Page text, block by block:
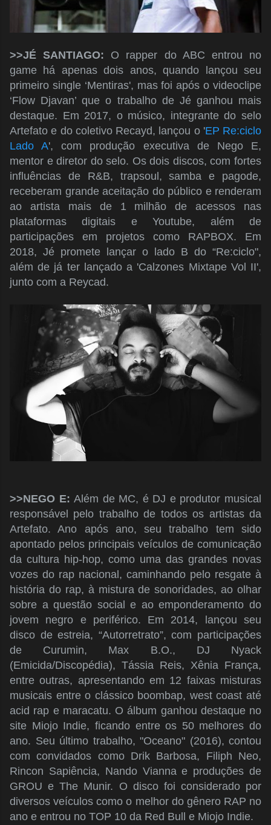
>>JÉ SANTIAGO: O rapper do ABC entrou no
game há apenas dois anos, quando lançou seu
primeiro single ‘Mentiras', mas foi após o videoclipe
‘Flow Djavan’ que o trabalho de Jé ganhou mais
destaque. Em 2017, o músico, integrante do selo
Artefato e do coletivo Recayd, lançou o 'EP Re:ciclo
Lado A', com produção executiva de Nego E,
mentor e diretor do selo. Os dois discos, com fortes
influências de R&B, trapsoul, samba e pagode,
receberam grande aceitação do público e renderam
ao artista mais de 1 milhão de acessos nas
plataformas digitais e Youtube, além de
participações em projetos como RAPBOX. Em
2018, Jé promete lançar o lado B do “Re:ciclo",
além de já ter lançado a 'Calzones Mixtape Vol II',
junto com a Reycad.
>>NEGO E:Além de MC, é DJ e produtor musical
responsável pelo trabalho de todos os artistas da
Artefato. Ano após ano, seu trabalho tem sido
apontado pelos principais veículos de comunicação
da cultura hip-hop, como uma das grandes novas
vozes do rap nacional, caminhando pelo resgate à
história do rap, à mistura de sonoridades, ao olhar
sobre a questão social e ao emponderamento do
jovem negro e periférico. Em 2014, lançou seu
disco de estreia, “Autorretrato”, com participações
de Curumin, Max B.O., DJ Nyack
(Emicida/Discopédia), Tássia Reis, Xênia França,
entre outras, apresentando em 12 faixas misturas
musicais entre o clássico boombap, west coast até
acid rap e maracatu. O álbum ganhou destaque no
site Miojo Indie, ficando entre os 50 melhores do
ano. Seu último trabalho, "Oceano" (2016), contou
com convidados como Drik Barbosa, Filiph Neo,
Rincon Sapiência, Nando Vianna e produções de
GROU e The Munir. O disco foi considerado por
diversos veículos como o melhor do gênero RAP no
ano e entrou no TOP 10 da Red Bull e Miojo Indie.